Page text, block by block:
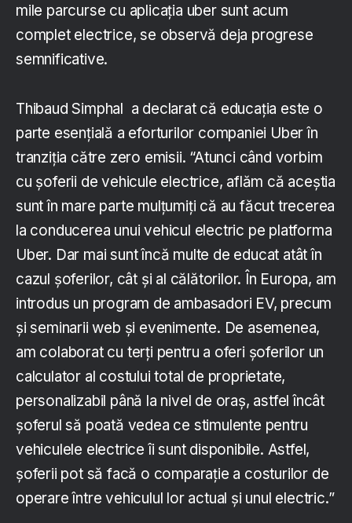
mile parcurse cu aplicația uber sunt acum
complet electrice, se observă deja progrese
semnificative.
Thibaud Simphal a declarat că educația este o
parte esențială a eforturilor companiei Uber în
tranziția către zero emisii. “Atunci când vorbim
cu șoferii de vehicule electrice, aflăm că aceștia
sunt în mare parte mulțumiți că au făcut trecerea
la conducerea unui vehicul electric pe platforma
Uber. Dar mai sunt încă multe de educat atât în
cazul șoferilor, cât și al călătorilor. În Europa, am
introdus un program de ambasadori EV, precum
și seminarii web și evenimente. De asemenea,
am colaborat cu terți pentru a oferi șoferilor un
calculator al costului total de proprietate,
personalizabil până la nivel de oraș, astfel încât
șoferul să poată vedea ce stimulente pentru
vehiculele electrice îi sunt disponibile. Astfel,
șoferii pot să facă o comparație a costurilor de
operare între vehiculul lor actual și unul electric.”